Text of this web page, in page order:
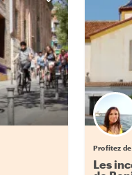
Profitez
Les